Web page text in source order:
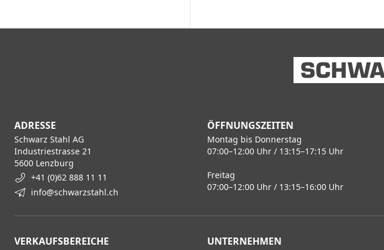
ADRESSE
Schwarz Stahl AG
Industriestrasse 21
5600 Lenzburg
+41 (0)62 888 11 11
info@schwarzstahl.ch
ÖFFNUNGSZEITEN
Montag bis Donnerstag
07:00–12:00 Uhr / 13:15–17:15 Uhr
Freitag
07:00–12:00 Uhr / 13:15–16:00 Uhr
VERKAUFSBEREICHE UNTERNEHMEN